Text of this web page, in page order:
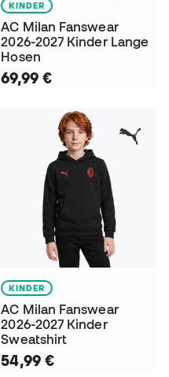
KINDER
AC Milan Fanswear
2026-2027 Kinder Lange
Hosen
69,99 €
KINDER
AC Milan Fanswear
2026-2027 Kinder
Sweatshirt
54,99 €